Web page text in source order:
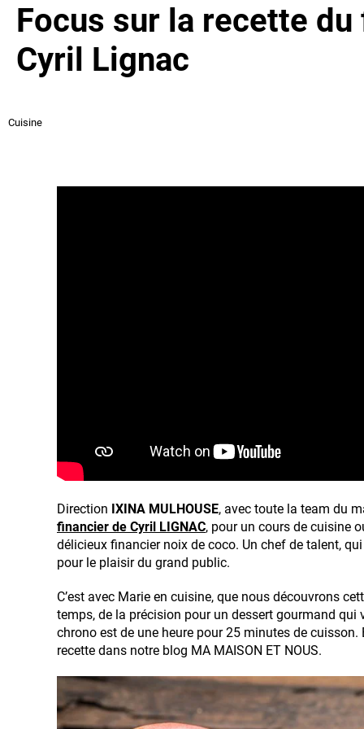
Focus sur la recette
Cyril Lignac
Cuisine
Direction IXINA MULHOUSE, avec toute la team du
financier de Cyril LIGNAC, pour un cours de cuisine
délicieux financier noix de coco. Un chef de talent,
pour le plaisir du grand public.
C’est avec Marie en cuisine, que nous découvrons
temps, de la précision pour un dessert gourmand qui
chrono est de une heure pour 25 minutes de
recette dans notre blog MA MAISON ET NOUS.